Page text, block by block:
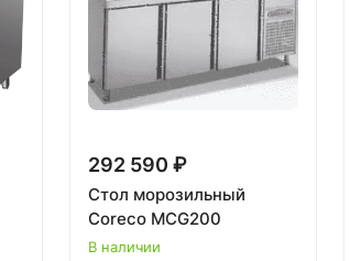
292 590 ₽
Стол морозильный
Coreco MCG200
В наличии